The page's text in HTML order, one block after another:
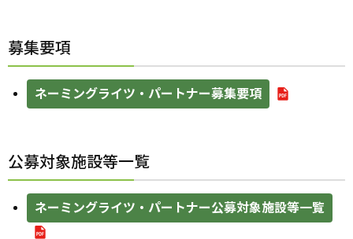
募集要項
ネーミングライツ・パートナー募集要項
公募対象施設等一覧
ネーミングライツ・パートナー公募対象施設等一覧